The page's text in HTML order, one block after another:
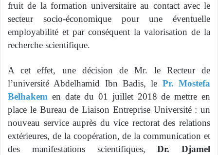
fruit de la formation universitaire au contact avec le
secteur socio-économique pour une éventuelle
employabilité et par conséquent la valorisation de la
recherche scientifique.
A cet effet, une décision de Mr. le Recteur de
l’université Abdelhamid Ibn Badis, le Pr. Mostefa
Belhakem en date du 01 juillet 2018 de mettre en
place le Bureau de Liaison Entreprise Université : un
nouveau service auprès du vice rectorat des relations
extérieures, de la coopération, de la communication et
des manifestations scientifiques,Dr. Djamel